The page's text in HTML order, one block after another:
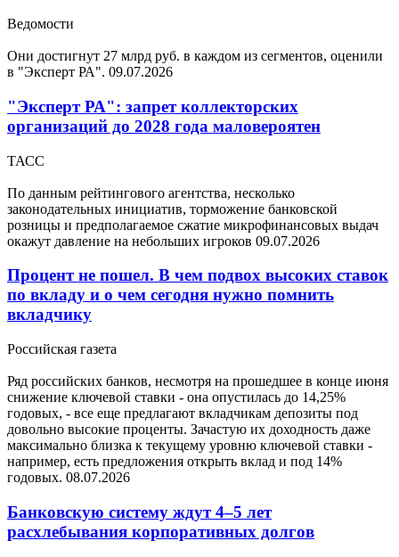
Ведомости
Они достигнут 27 млрд руб. в каждом из сегментов, оценили
в "Эксперт РА". 09.07.2026
"Эксперт РА": запрет коллекторских
организаций до 2028 года маловероятен
ТАСС
По данным рейтингового агентства, несколько
законодательных инициатив, торможение банковской
розницы и предполагаемое сжатие микрофинансовых выдач
окажут давление на небольших игроков 09.07.2026
Процент не пошел. В чем подвох высоких ставок
по вкладу и о чем сегодня нужно помнить
вкладчику
Российская газета
Ряд российских банков, несмотря на прошедшее в конце июня
снижение ключевой ставки - она опустилась до 14,25%
годовых, - все еще предлагают вкладчикам депозиты под
довольно высокие проценты. Зачастую их доходность даже
максимально близка к текущему уровню ключевой ставки -
например, есть предложения открыть вклад и под 14%
годовых. 08.07.2026
Банковскую систему ждут 4–5 лет
расхлебывания корпоративных долгов